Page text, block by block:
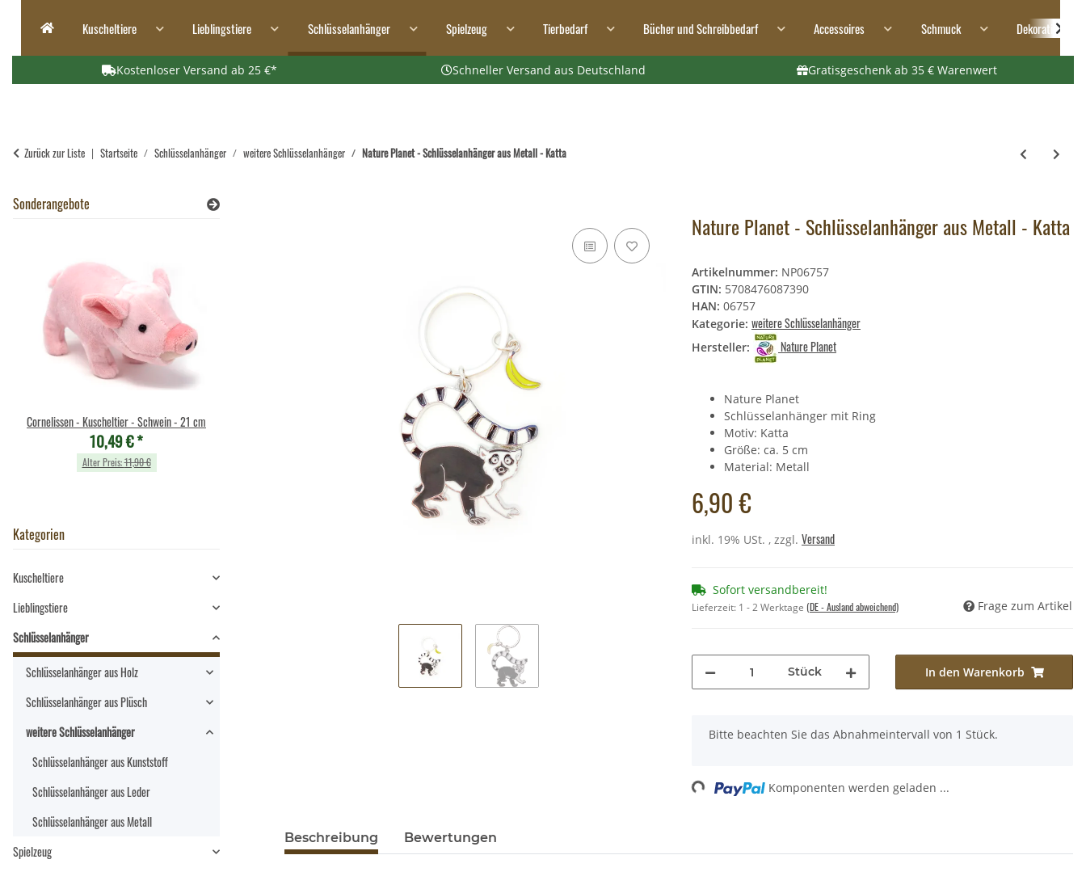
Kuscheltiere Lieblingstiere Schlüsselanhänger Spielzeug Tierbedarf Bücher und Schreibbedarf Accessoires Schmuck Dekoration
Kostenloser Versand ab 25 €* Schneller Versand aus Deutschland Gratisgeschenk ab 35 € Warenwert
Zurück zur Liste Startseite Schlüsselanhänger weitere Schlüsselanhänger Nature Planet - Schlüsselanhänger aus Metall - Katta
Nature Planet - Schlüsselanhänger aus Metall - Katta
Artikelnummer: NP06757
GTIN: 5708476087390
HAN: 06757
Kategorie: weitere Schlüsselanhänger
Hersteller: Nature Planet
Nature Planet
Schlüsselanhänger mit Ring
Motiv: Katta
Größe: ca. 5 cm
Material: Metall
6,90 €
inkl. 19% USt. , zzgl. Versand
Sofort versandbereit!
Lieferzeit: 1 - 2 Werktage (DE - Ausland abweichend) Frage zum Artikel
Stück In den Warenkorb
x
Bitte beachten Sie das Abnahmeintervall von 1 Stück.
Loading... Komponenten werden geladen ...
Beschreibung Bewertungen
Sonderangebote
Cornelissen - Kuscheltier - Schwein - 21 cm
10,49 €*
Alter Preis:11,90 €
Cornelissen - Kuscheltier - Grubenotter,
Cornelissen - Kuscheltier - Schwein - 21 cm
10,49 €
Alter Preis:
Cornelissen - Kuscheltier - Grubenotter,
Schlange (grün gelb) - 44 cm
10,49 €*
Kategorien
Kuscheltiere
Lieblingstiere
Schlüsselanhänger
Schlüsselanhänger aus Holz
Schlüsselanhänger aus Plüsch
weitere Schlüsselanhänger
Schlüsselanhänger aus Kunststoff
Schlüsselanhänger aus Leder
Schlüsselanhänger aus Metall
Spielzeug